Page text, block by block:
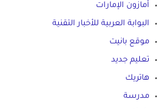
أمازون الإمارات
البوابة العربية للأخبار التقنية
موقع بانيت
تعليم جديد
هاتريك
مدرسة